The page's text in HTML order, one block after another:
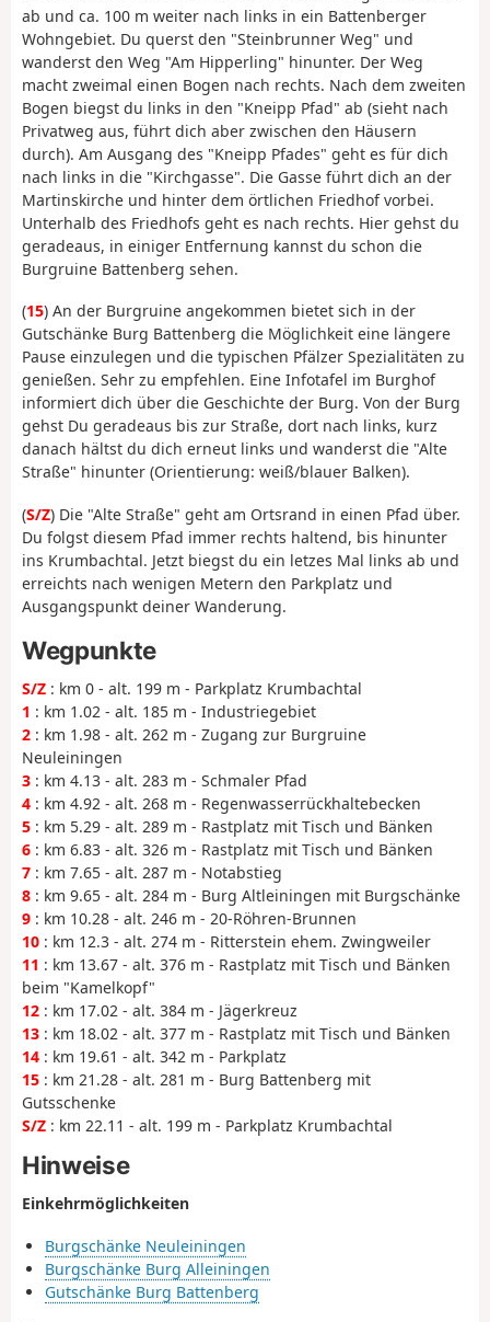
ab und ca. 100 m weiter nach links in ein Battenberger
Wohngebiet. Du querst den "Steinbrunner Weg" und
wanderst den Weg "Am Hipperling" hinunter. Der Weg
macht zweimal einen Bogen nach rechts. Nach dem zweiten
Bogen biegst du links in den "Kneipp Pfad" ab (sieht nach
Privatweg aus, führt dich aber zwischen den Häusern
durch). Am Ausgang des "Kneipp Pfades" geht es für dich
nach links in die "Kirchgasse". Die Gasse führt dich an der
Martinskirche und hinter dem örtlichen Friedhof vorbei.
Unterhalb des Friedhofs geht es nach rechts. Hier gehst du
geradeaus, in einiger Entfernung kannst du schon die
Burgruine Battenberg sehen.
(15) An der Burgruine angekommen bietet sich in der
Gutschänke Burg Battenberg die Möglichkeit eine längere
Pause einzulegen und die typischen Pfälzer Spezialitäten zu
genießen. Sehr zu empfehlen. Eine Infotafel im Burghof
informiert dich über die Geschichte der Burg. Von der Burg
gehst Du geradeaus bis zur Straße, dort nach links, kurz
danach hältst du dich erneut links und wanderst die "Alte
Straße" hinunter (Orientierung: weiß/blauer Balken).
(S/Z) Die "Alte Straße" geht am Ortsrand in einen Pfad über.
Du folgst diesem Pfad immer rechts haltend, bis hinunter
ins Krumbachtal. Jetzt biegst du ein letzes Mal links ab und
erreichts nach wenigen Metern den Parkplatz und
Ausgangspunkt deiner Wanderung.
Wegpunkte
S/Z : km 0 - alt. 199 m - Parkplatz Krumbachtal
1 : km 1.02 - alt. 185 m - Industriegebiet
2 : km 1.98 - alt. 262 m - Zugang zur Burgruine
Neuleiningen
3 : km 4.13 - alt. 283 m - Schmaler Pfad
4 : km 4.92 - alt. 268 m - Regenwasserrückhaltebecken
5 : km 5.29 - alt. 289 m - Rastplatz mit Tisch und Bänken
6 : km 6.83 - alt. 326 m - Rastplatz mit Tisch und Bänken
7 : km 7.65 - alt. 287 m - Notabstieg
8 : km 9.65 - alt. 284 m - Burg Altleiningen mit Burgschänke
9 : km 10.28 - alt. 246 m - 20-Röhren-Brunnen
10 : km 12.3 - alt. 274 m - Ritterstein ehem. Zwingweiler
11 : km 13.67 - alt. 376 m - Rastplatz mit Tisch und Bänken
beim "Kamelkopf"
12 : km 17.02 - alt. 384 m - Jägerkreuz
13 : km 18.02 - alt. 377 m - Rastplatz mit Tisch und Bänken
14 : km 19.61 - alt. 342 m - Parkplatz
15 : km 21.28 - alt. 281 m - Burg Battenberg mit
Gutsschenke
S/Z : km 22.11 - alt. 199 m - Parkplatz Krumbachtal
Hinweise
Einkehrmöglichkeiten
Burgschänke Neuleiningen
Burgschänke Burg Alleiningen
Gutschänke Burg Battenberg